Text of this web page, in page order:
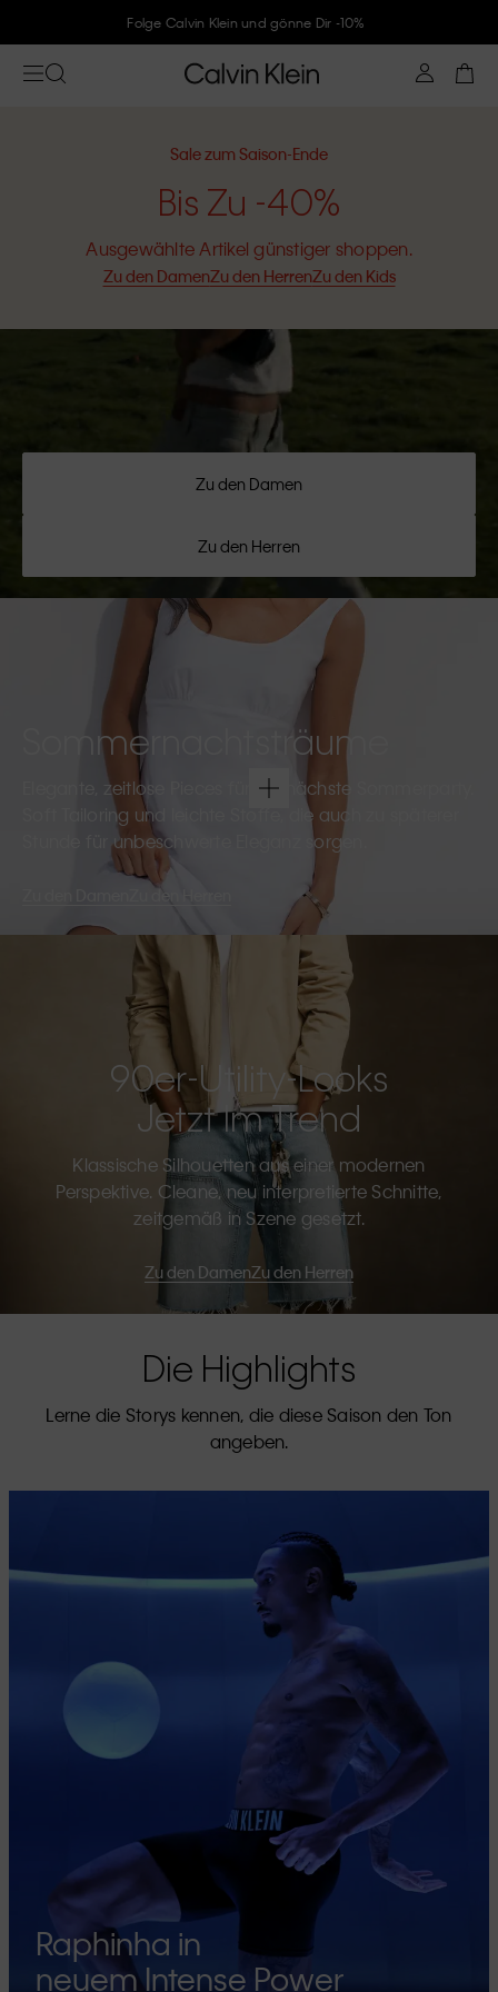
Folge Calvin Klein und gönne Dir -10%
Sale zum Saison-Ende
Bis Zu -40%
Ausgewählte Artikel günstiger shoppen.
Zu den DamenZu den HerrenZu den Kids
Zu den Damen
Zu den Herren
Sommernachtsträume
Elegante, zeitlose Pieces für die nächste Sommerparty.
Soft Tailoring und leichte Stoffe, die auch zu späterer
Stunde für unbeschwerte Eleganz sorgen.
Zu den Herren
90er-Utility-Looks
Jetzt Im Trend
Klassische Silhouetten aus einer modernen
Perspektive. Cleane, neu interpretierte Schnitte,
zeitgemäß in Szene gesetzt.
Zu den DamenZu den Herren
Die Highlights
Lerne die Storys kennen, die diese Saison den Ton
angeben.
Raphinha in
neuem Intense Power